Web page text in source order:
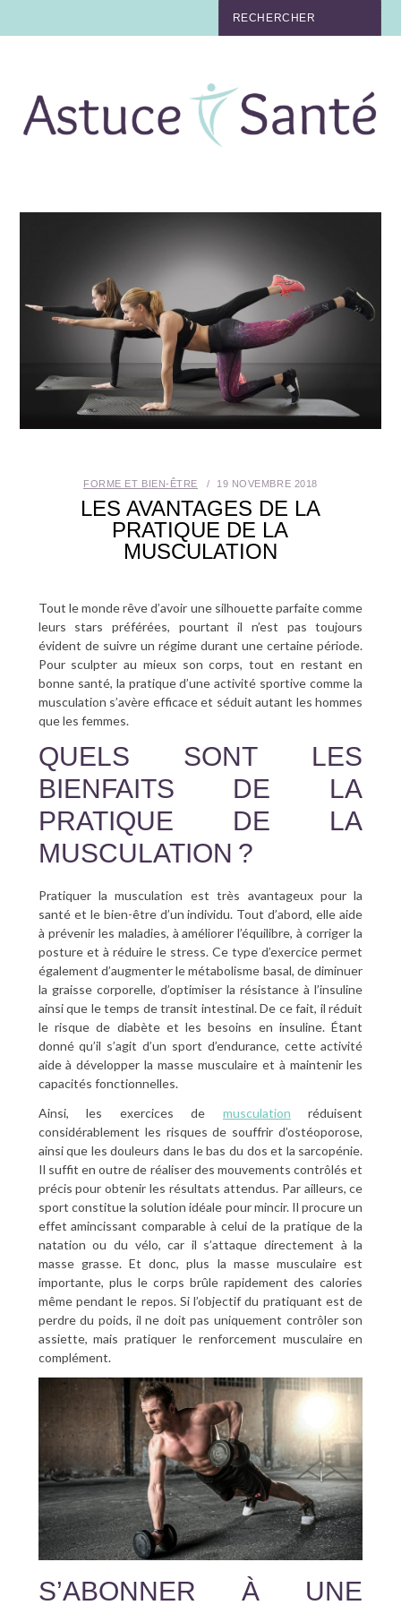
TABAC
MÉDECINE DOUCE
BIEN-ÊTRE
FORME ET BIEN-ÊTRE 19 NOVEMBRE 2018
LES AVANTAGES DE LA
PRATIQUE DE LA
MUSCULATION
Tout le monde rêve d’avoir une silhouette parfaite comme
leurs stars préférées, pourtant il n’est pas toujours
évident de suivre un régime durant une certaine période.
Pour sculpter au mieux son corps, tout en restant en
bonne santé, la pratique d’une activité sportive comme la
musculation s’avère efficace et séduit autant les hommes
que les femmes.
QUELS SONT LES
BIENFAITS DE LA
PRATIQUE DE LA
MUSCULATION ?
Pratiquer la musculation est très avantageux pour la
santé et le bien-être d’un individu. Tout d’abord, elle aide
à prévenir les maladies, à améliorer l’équilibre, à corriger la
posture et à réduire le stress. Ce type d’exercice permet
également d’augmenter le métabolisme basal, de diminuer
la graisse corporelle, d’optimiser la résistance à l’insuline
ainsi que le temps de transit intestinal. De ce fait, il réduit
le risque de diabète et les besoins en insuline. Étant
donné qu’il s’agit d’un sport d’endurance, cette activité
aide à développer la masse musculaire et à maintenir les
capacités fonctionnelles.
Ainsi, les exercices de musculation réduisent
considérablement les risques de souffrir d’ostéoporose,
ainsi que les douleurs dans le bas du dos et la sarcopénie.
Il suffit en outre de réaliser des mouvements contrôlés et
précis pour obtenir les résultats attendus. Par ailleurs, ce
sport constitue la solution idéale pour mincir. Il procure un
effet amincissant comparable à celui de la pratique de la
natation ou du vélo, car il s’attaque directement à la
masse grasse. Et donc, plus la masse musculaire est
importante, plus le corps brûle rapidement des calories
même pendant le repos. Si l’objectif du pratiquant est de
perdre du poids, il ne doit pas uniquement contrôler son
assiette, mais pratiquer le renforcement musculaire en
complément.
S’ABONNER À UNE